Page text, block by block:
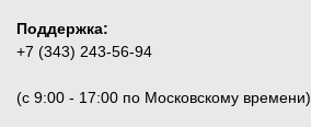
Поддержка:
+7 (343) 243-56-94
(c 9:00 - 17:00 по Московскому времени)